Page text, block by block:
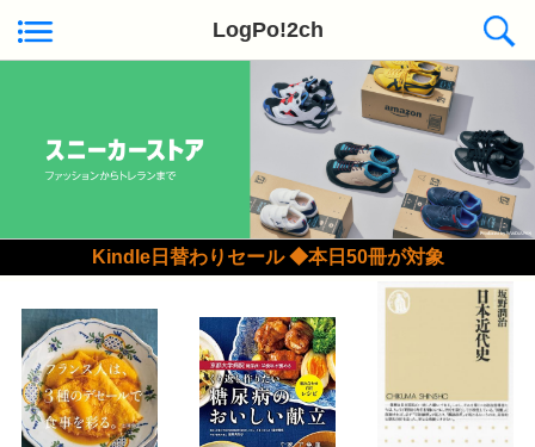
LogPo!2ch
Kindle日替わりセール ◆本日50冊が対象